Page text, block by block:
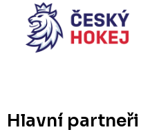
Hlavní partneři